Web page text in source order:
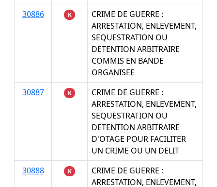
30886
K
CRIME DE GUERRE :
ARRESTATION, ENLEVEMENT,
SEQUESTRATION OU
DETENTION ARBITRAIRE
COMMIS EN BANDE
ORGANISEE
30887
K
CRIME DE GUERRE :
ARRESTATION, ENLEVEMENT,
SEQUESTRATION OU
DETENTION ARBITRAIRE
D'OTAGE POUR FACILITER
UN CRIME OU UN DELIT
30888
K
CRIME DE GUERRE :
ARRESTATION, ENLEVEMENT,